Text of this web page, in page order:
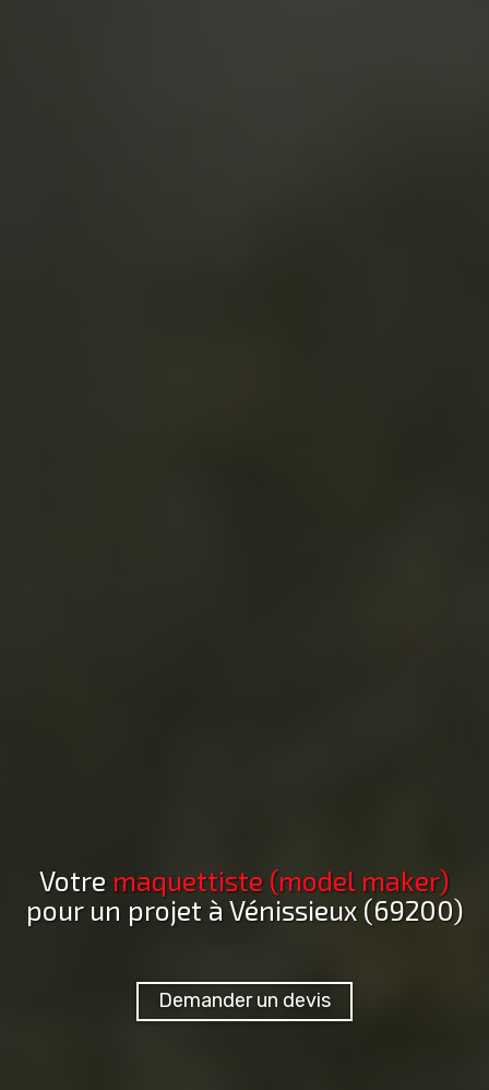
Votre maquettiste (model maker)
pour un projet à Vénissieux (69200)
Demander un devis